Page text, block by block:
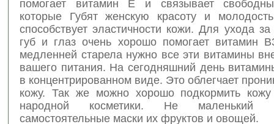
помогает витамин Е и связывает
которые Губят женскую красоту и
способствует эластичности кожи. Для ухода за
губ и глаз очень хорошо помогает витамин
медленней старела нужно все эти витамины
вашего питания. На сегодняшний день
в концентрированном виде. Это облегчает
кожу. Так же можно хорошо подкормить
народной косметики. Не маленький
самостоятельные маски их фруктов и овощей.